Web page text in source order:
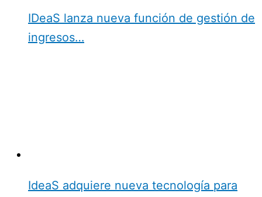
IDeaS lanza nueva función de gestión de
ingresos…
IdeaS adquiere nueva tecnología para